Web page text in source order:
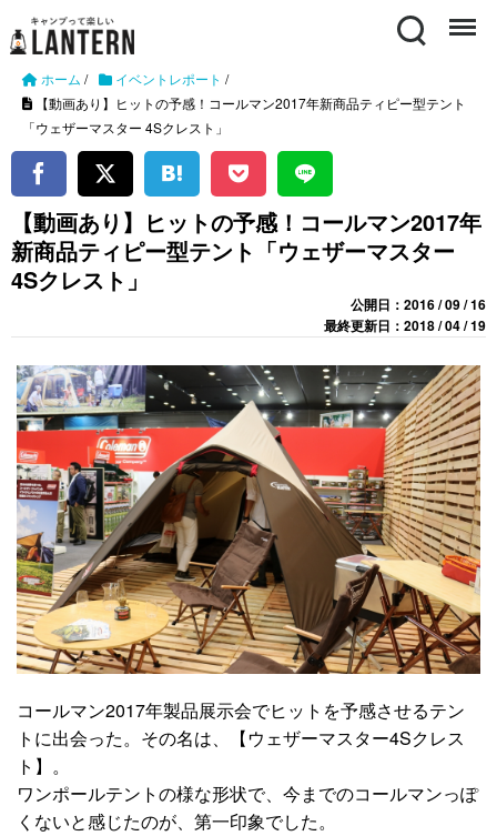
Search Menu
ホーム / イベントレポート /
【動画あり】ヒットの予感！コールマン2017年新商品ティピー型テント
「ウェザーマスター 4Sクレスト」
【動画あり】ヒットの予感！コールマン2017年
新商品ティピー型テント「ウェザーマスター
4Sクレスト」
公開日：2016 / 09 / 16
最終更新日：2018 / 04 / 19
コールマン2017年製品展示会でヒットを予感させるテン
トに出会った。その名は、【ウェザーマスター4Sクレス
ト】。
ワンポールテントの様な形状で、今までのコールマンっぽ
くないと感じたのが、第一印象でした。